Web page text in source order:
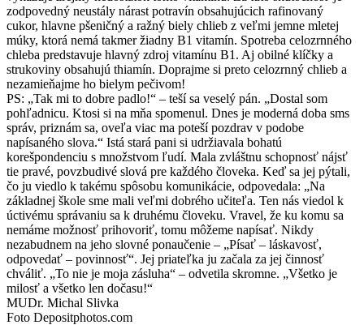
zodpovedný neustály nárast potravín obsahujúcich rafinovaný
cukor, hlavne pšeničný a ražný biely chlieb z veľmi jemne mletej
múky, ktorá nemá takmer žiadny B1 vitamín. Spotreba celozrnného
chleba predstavuje hlavný zdroj vitamínu B1. Aj obilné klíčky a
strukoviny obsahujú thiamín. Doprajme si preto celozrnný chlieb a
nezamieňajme ho bielym pečivom!
PS: „Tak mi to dobre padlo!“ – teší sa veselý pán. „Dostal som
pohľadnicu. Ktosi si na mňa spomenul. Dnes je moderná doba sms
správ, priznám sa, oveľa viac ma poteší pozdrav v podobe
napísaného slova.“ Istá stará pani si udržiavala bohatú
korešpondenciu s množstvom ľudí. Mala zvláštnu schopnosť nájsť
tie pravé, povzbudivé slová pre každého človeka. Keď sa jej pýtali,
čo ju viedlo k takému spôsobu komunikácie, odpovedala: „Na
základnej škole sme mali veľmi dobrého učiteľa. Ten nás viedol k
úctivému správaniu sa k druhému človeku. Vravel, že ku komu sa
nemáme možnosť prihovoriť, tomu môžeme napísať. Nikdy
nezabudnem na jeho slovné ponaučenie – „Písať – láskavosť,
odpovedať – povinnosť“. Jej priateľka ju začala za jej činnosť
chváliť. „To nie je moja zásluha“ – odvetila skromne. „Všetko je
milosť a všetko len dočasu!“
MUDr. Michal Slivka
Foto Depositphotos.com